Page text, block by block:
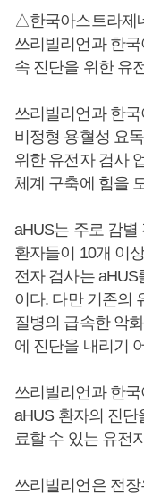
△한국아스트라제
쓰리빌리언과 한
속 진단을 위한 유
쓰리빌리언과 한
비정형 용혈성 요
위한 유전자 검사
체계 구축에 힘을
aHUS는 주로 감별
환자들이 10개 이
전자 검사는 aHUS
이다. 다만 기존의
질병의 급속한 악
에 진단을 내리기
쓰리빌리언과 한
aHUS 환자의 진단
료할 수 있는 유전
쓰리빌리언은 전